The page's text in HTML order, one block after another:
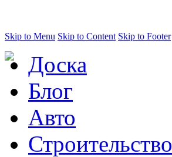
Skip to Menu Skip to Content Skip to Footer
Доска
Блог
Авто
Строительство